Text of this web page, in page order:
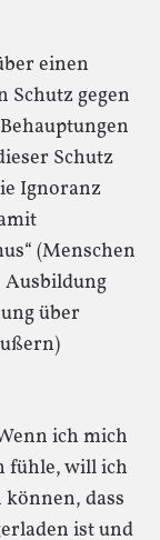
einen
Schutz gegen
Schutz
Ignoranz
(Menschen
über
ich mich
fühle, will ich
dass
ist und